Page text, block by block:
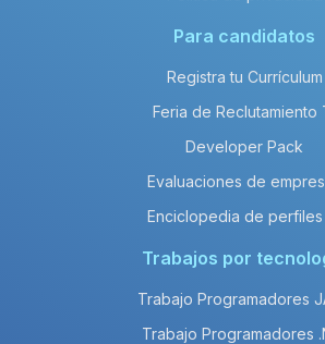
Para candidatos
Registra tu Currículum
Feria de Reclutamiento
Developer Pack
Evaluaciones de
Enciclopedia de perfiles
Trabajos por
Trabajo Programadores
Trabajo Programadores